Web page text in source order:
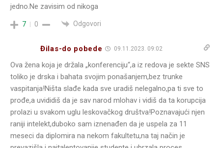
jedno.Ne zavisim od nikoga
7 0 Odgovori
Đilas-do pobede 09.11.2023. 09:02
Ova žena koja je držala „konferenciju“,a iz redova je sekte SNS
toliko je drska i bahata svojim ponašanjem,bez trunke
vaspitanja!Ništa slađe kada sve uradiš nelegalno,pa ti sve to
prođe,a uvididiš da je sav narod mlohav i vidiš da ta korupcija
prolazi u svakom uglu leskovačkog društva!Poznavajući njen
raniji intelekt,duboko sam iznenađen da je uspela za 11
meseci da diplomira na nekom fakultetu,na taj način je